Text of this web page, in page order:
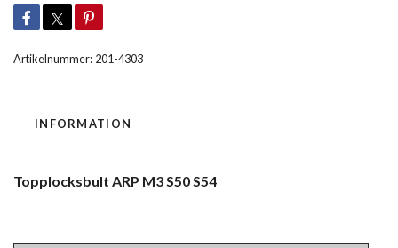
Artikelnummer: 201-4303
INFORMATION
Topplocksbult ARP M3 S50 S54